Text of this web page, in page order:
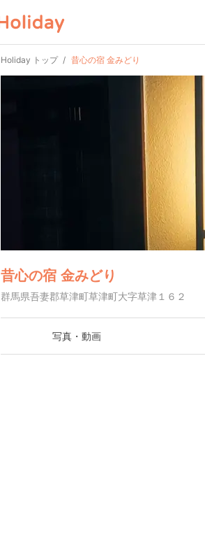
Holiday トップ 昔心の宿 金みどり
昔心の宿 金みどり
群馬県吾妻郡草津町草津町大字草津１６２
写真・動画